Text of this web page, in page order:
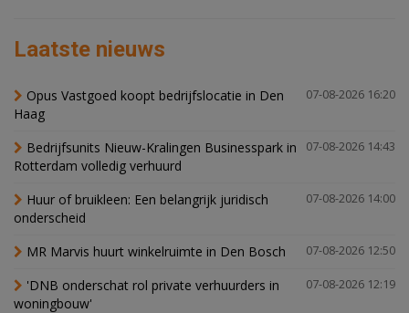
Laatste nieuws
07-08-2026 16:20
Opus Vastgoed koopt bedrijfslocatie in Den
Haag
07-08-2026 14:43
Bedrijfsunits Nieuw-Kralingen Businesspark in
Rotterdam volledig verhuurd
07-08-2026 14:00
Huur of bruikleen: Een belangrijk juridisch
onderscheid
07-08-2026 12:50
MR Marvis huurt winkelruimte in Den Bosch
07-08-2026 12:19
'DNB onderschat rol private verhuurders in
woningbouw'